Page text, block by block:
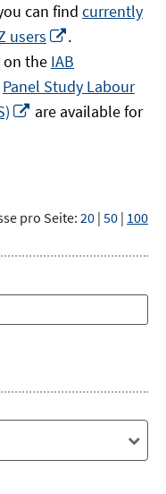
can find currently
users
neuem
Fenster
öffnen
.
on the IAB
Panel Study Labour
In
are available for
pro Seite:20 | 50 | 100